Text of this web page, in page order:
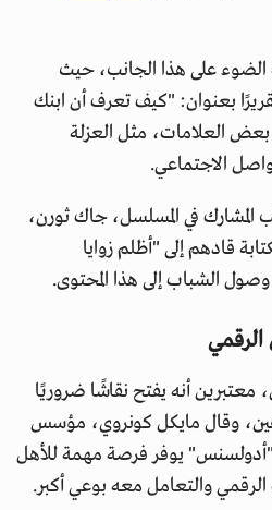
على هذا الجانب، حيث
بعنوان: "كيف تعرف أن ابنك
العلامات، مثل العزلة
الاجتماعي.
المشارك في المسلسل، جاك ثورن،
قادهم إلى "أظلم زوايا
الشباب إلى هذا المحتوى.
الرقمي
أنه يفتح نقاشًا ضروريًا
وقال مايكل كونروي، مؤسس
يوفر فرصة مهمة للأهل
الرقمي والتعامل معه بوعي أكبر.